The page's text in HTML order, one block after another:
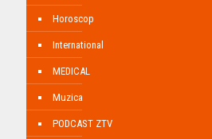
Horoscop
International
MEDICAL
Muzica
PODCAST ZTV